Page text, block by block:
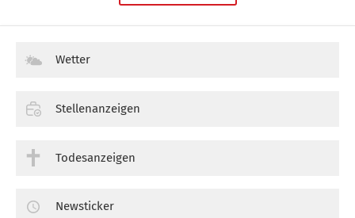
Wetter
Stellenanzeigen
Todesanzeigen
Newsticker